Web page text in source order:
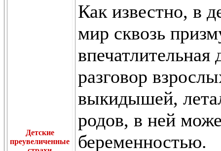
Детские
преувеличенные
Как известно, в
мир сквозь
разговор
выкидышей,
родов, в ней
беременностью.